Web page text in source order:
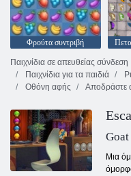
Φρούτα συντριβή
Παιχνίδια σε απευθείας σύνδεση
Παιχνίδια για τα παιδιά
Οθόνη αφής
Αποδράστε
Goat
Μια